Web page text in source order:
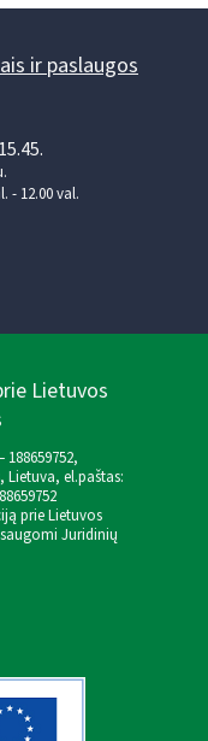
ir paslaugos
- 12.00 val.
Lietuvos
Lietuva, el.paštas:
prie Lietuvos
Juridinių